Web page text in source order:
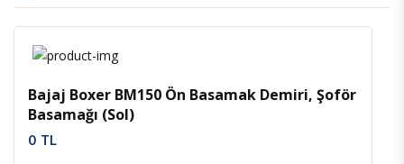
Bajaj Boxer BM150 Ön Basamak Demiri, Şoför
Basamağı (Sol)
0 TL